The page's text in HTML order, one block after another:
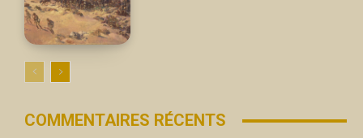
COMMENTAIRES RÉCENTS